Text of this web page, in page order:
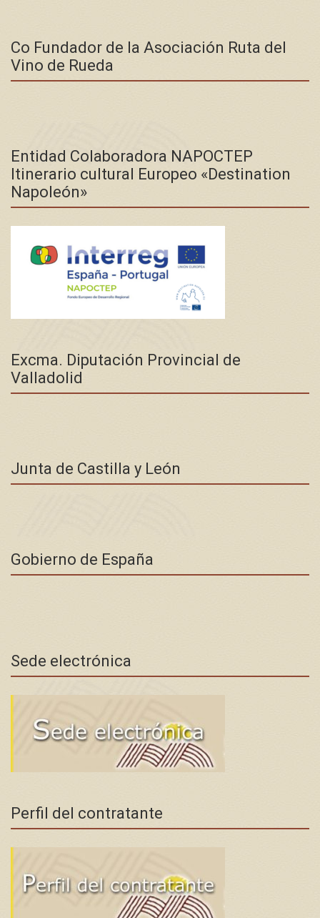
Co Fundador de la Asociación Ruta del
Vino de Rueda
Entidad Colaboradora NAPOCTEP
Itinerario cultural Europeo «Destination
Napoleón»
Excma. Diputación Provincial de
Valladolid
Junta de Castilla y León
Gobierno de España
Sede electrónica
Perfil del contratante